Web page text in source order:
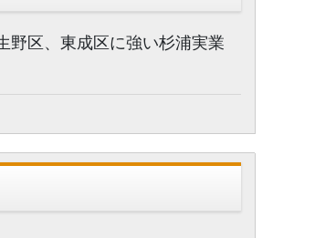
区、東成区に強い杉浦実業